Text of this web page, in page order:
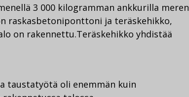
3 000 kilogramman ankkurilla meren
raskasbetoniponttoni ja teräskehikko,
on rakennettu.Teräskehikko yhdistää
taustatyötä oli enemmän kuin